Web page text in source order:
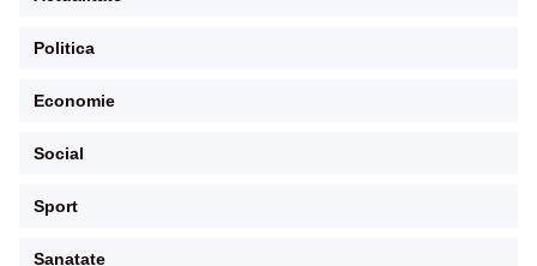
Politica
Economie
Social
Sport
Sanatate